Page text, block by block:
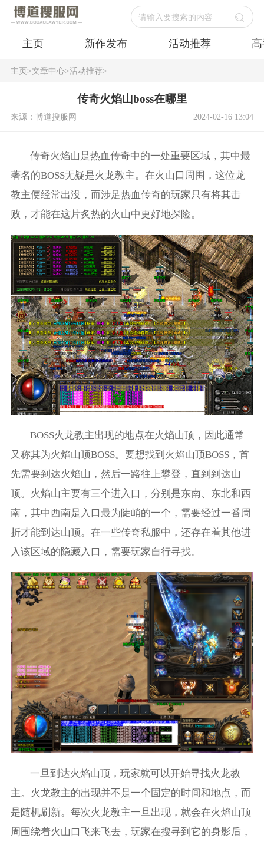
请输入要搜索的内容
主页 新作发布 活动推荐
主页>文章中心>活动推荐>
传奇火焰山boss在哪里
来源：博道搜服网 2024-02-16 13:04
传奇火焰山是热血传奇中的一处重要区域，其中最
著名的BOSS无疑是火龙教主。在火山口周围，这位龙
教主便经常出没，而涉足热血传奇的玩家只有将其击
败，才能在这片炙热的火山中更好地探险。
BOSS火龙教主出现的地点在火焰山顶，因此通常
又称其为火焰山顶BOSS。要想找到火焰山顶BOSS，首
先需要到达火焰山，然后一路往上攀登，直到到达山
顶。火焰山主要有三个进入口，分别是东南、东北和西
南，其中西南是入口最为陡峭的一个，需要经过一番周
折才能到达山顶。在一些传奇私服中，还存在着其他进
入该区域的隐藏入口，需要玩家自行寻找。
一旦到达火焰山顶，玩家就可以开始寻找火龙教
主。火龙教主的出现并不是一个固定的时间和地点，而
是随机刷新。每次火龙教主一旦出现，就会在火焰山顶
周围绕着火山口飞来飞去，玩家在搜寻到它的身影后，